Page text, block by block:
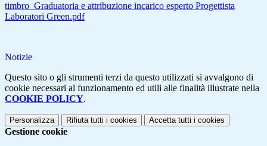
timbro_Graduatoria e attribuzione incarico esperto Progettista
Laboratori Green.pdf
Notizie
Questo sito o gli strumenti terzi da questo utilizzati si avvalgono di
cookie necessari al funzionamento ed utili alle finalità illustrate nella
COOKIE POLICY.
Personalizza Rifiuta tutti i cookies Accetta tutti i cookies
Gestione cookie